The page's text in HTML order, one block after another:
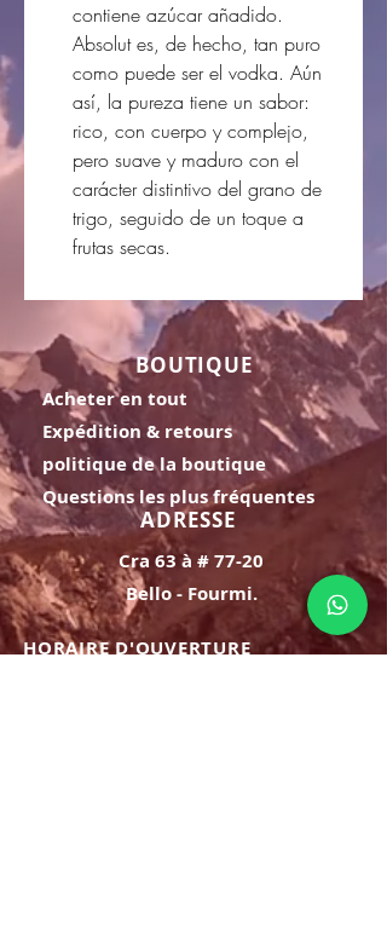
contiene azúcar añadido.
Absolut es, de hecho, tan puro
como puede ser el vodka. Aún
así, la pureza tiene un sabor:
rico, con cuerpo y complejo,
pero suave y maduro con el
carácter distintivo del grano de
trigo, seguido de un toque a
frutas secas.
BOUTIQUE
Acheter en tout
Expédition & retours
politique de la boutique
Questions les plus fréquentes
ADRESSE
Cra 63 à # 77-20
Bello - Fourmi.
HORAIRE D'OUVERTURE